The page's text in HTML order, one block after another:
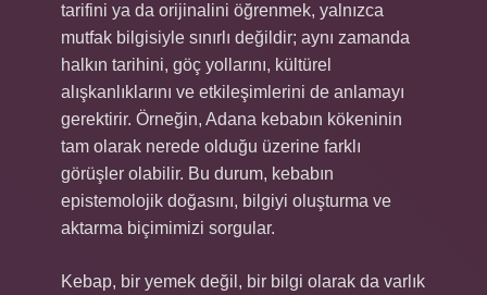
tarifini ya da orijinalini öğrenmek, yalnızca
mutfak bilgisiyle sınırlı değildir; aynı zamanda
halkın tarihini, göç yollarını, kültürel
alışkanlıklarını ve etkileşimlerini de anlamayı
gerektirir. Örneğin, Adana kebabın kökeninin
tam olarak nerede olduğu üzerine farklı
görüşler olabilir. Bu durum, kebabın
epistemolojik doğasını, bilgiyi oluşturma ve
aktarma biçimimizi sorgular.
Kebap, bir yemek değil, bir bilgi olarak da varlık